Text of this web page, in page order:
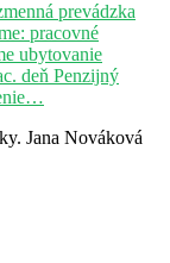
prevádzka
pracovné
ubytovanie
deň Penzijný
Jana Nováková